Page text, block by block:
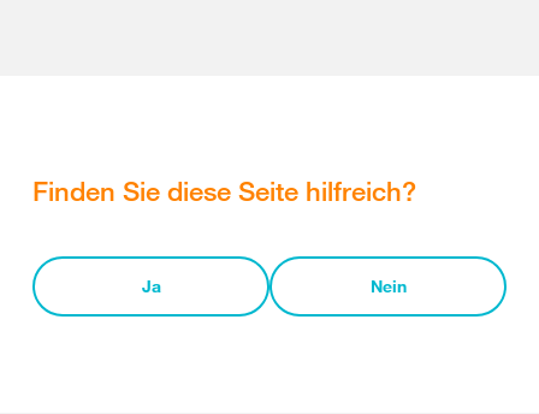
Finden Sie diese Seite hilfreich?
Ja Nein